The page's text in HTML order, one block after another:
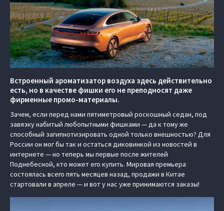
Встроенный ароматизатор воздуха здесь действительно
есть, но в качестве фишки его не преподносят даже
фирменные промо-материалы.
Зачем, если перед нами пятиметровый роскошный седан, под
завязку набитый любопытными фишками — да к тому же
способный загипнотизировать одной только внешностью? Для
России он мог бы так и остаться диковинкой из новостей в
интернете — но теперь мы первые после жителей
Поднебесной, кто может его купить. Мировая премьера
состоялась всего пять месяцев назад, продажи в Китае
стартовали в апреле — и вот у нас уже принимаются заказы!